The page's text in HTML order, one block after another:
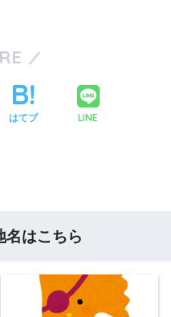
はてブ LINE
名はこちら